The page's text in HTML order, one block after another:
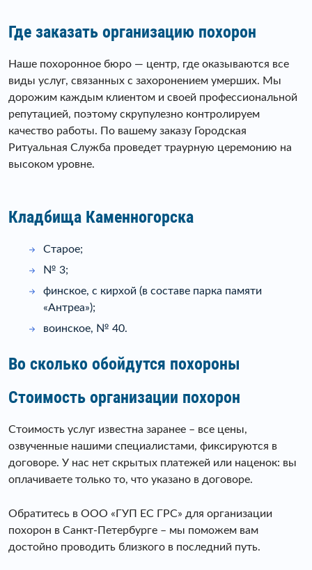
Где заказать организацию похорон
Наше похоронное бюро — центр, где оказываются все
виды услуг, связанных с захоронением умерших. Мы
дорожим каждым клиентом и своей профессиональной
репутацией, поэтому скрупулезно контролируем
качество работы. По вашему заказу Городская
Ритуальная Служба проведет траурную церемонию на
высоком уровне.
Кладбища Каменногорска
Старое;
№ 3;
финское, с кирхой (в составе парка памяти
«Антреа»);
воинское, № 40.
Во сколько обойдутся похороны
Стоимость организации похорон
Стоимость услуг известна заранее – все цены,
озвученные нашими специалистами, фиксируются в
договоре. У нас нет скрытых платежей или наценок: вы
оплачиваете только то, что указано в договоре.
Обратитесь в ООО «ГУП ЕС ГРС» для организации
похорон в Санкт-Петербурге – мы поможем вам
достойно проводить близкого в последний путь.